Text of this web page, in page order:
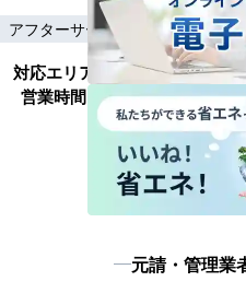
アフターサービス 土日祝工事
対応エリア
千葉市、木更津
営業時間
9:00～17:30(月～
元請・管理業